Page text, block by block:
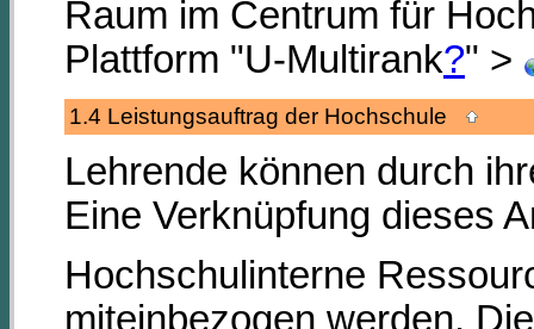
Raum im Centrum für
Plattform "U-Multirank?" >
1.4 Leistungsauftrag der Hochschule
Lehrende können durch
Eine Verknüpfung dieses
Hochschulinterne
miteinbezogen werden.